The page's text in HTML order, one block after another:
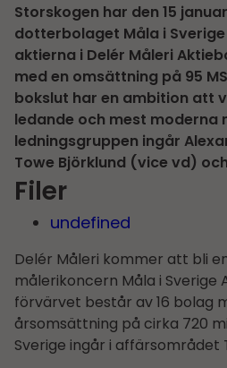
Storskogen har den 15
dotterbolaget Måla i
aktierna i Delér Måleri
med en omsättning på 95
bokslut har en ambition att
ledande och mest moderna
ledningsgruppen ingår
Towe Björklund (vice vd)
Filer
undefined
Delér Måleri kommer att bli
målerikoncern Måla i Sverige
förvärvet består av 16 bolag
årsomsättning på cirka 720
Sverige ingår i affärsområdet